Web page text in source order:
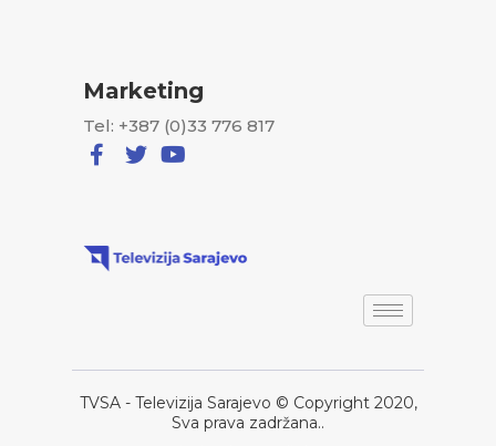
Marketing
Tel: +387 (0)33 776 817
TVSA - Televizija Sarajevo © Copyright 2020,
Sva prava zadržana..